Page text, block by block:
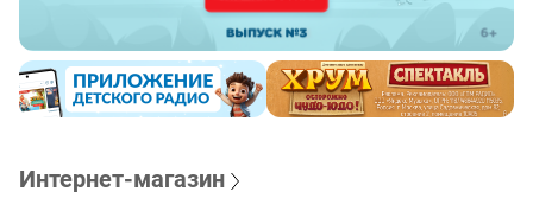
Интернет-магазин